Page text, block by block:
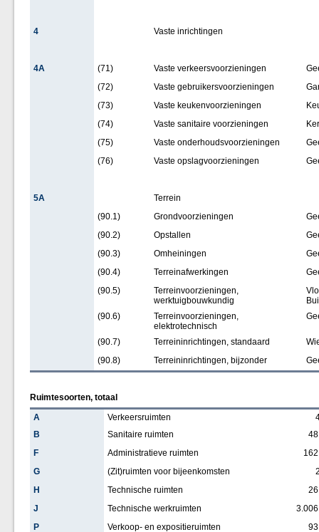
4 Vaste inrichtingen
4A (71) Vaste verkeersvoorzieningen
(72)
Vaste gebruikersvoorzieningen
(73)
Vaste keukenvoorzieningen
(74)
Vaste sanitaire voorzieningen
(75)
Vaste onderhoudsvoorzieningen
(76)
Vaste opslagvoorzieningen
5A
Terrein
(90.1)
Grondvoorzieningen
(90.2)
Opstallen
(90.3)
Omheiningen
(90.4)
Terreinafwerkingen
(90.5)
Terreinvoorzieningen,
werktuigbouwkundig
(90.6)
Terreinvoorzieningen,
elektrotechnisch
(90.7) Terreininrichtingen, standaard
(90.8)
Terreininrichtingen, bijzonder
Ruimtesoorten, totaal
A
Verkeersruimten
B
Sanitaire ruimten
F
Administratieve ruimten
G
(Zit)ruimten voor bijeenkomsten
H
Technische ruimten
J
Technische werkruimten
P
Verkoop- en expositieruimten